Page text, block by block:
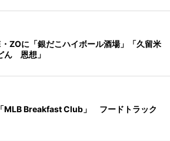
ZOに「銀だこハイボール酒場」「久留米
ん 恩想」
MLB Breakfast Club」 フードトラック